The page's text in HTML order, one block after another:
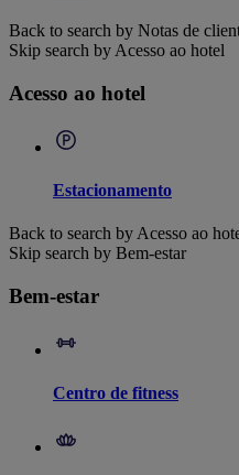
Back to search by Notas de
Skip search by Acesso ao hotel
Acesso ao hotel
Estacionamento
Back to search by Acesso ao
Skip search by Bem-estar
Bem-estar
Centro de fitness